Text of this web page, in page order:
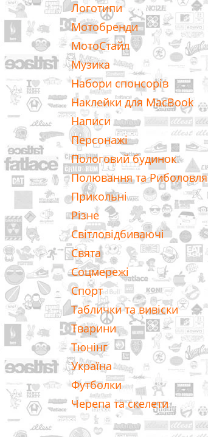
Логотипи
Мотобренди
МотоСтайл
Музика
Набори спонсорів
Наклейки для MacBook
Написи
Персонажі
Пологовий будинок
Полювання та Риболовля
Прикольні
Різне
Світловідбиваючі
Свята
Соцмережі
Спорт
Таблички та вивіски
Тварини
Тюнінг
Україна
Футболки
Черепа та скелети